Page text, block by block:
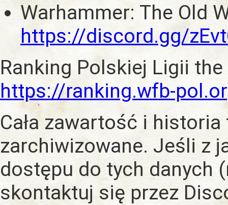
Warhammer: The Old
https://discord.gg/
Ranking Polskiej Ligii
https://ranking.wfb-
Cała zawartość i historia
zarchiwizowane. Jeśli z
dostępu do tych danych
skontaktuj się przez